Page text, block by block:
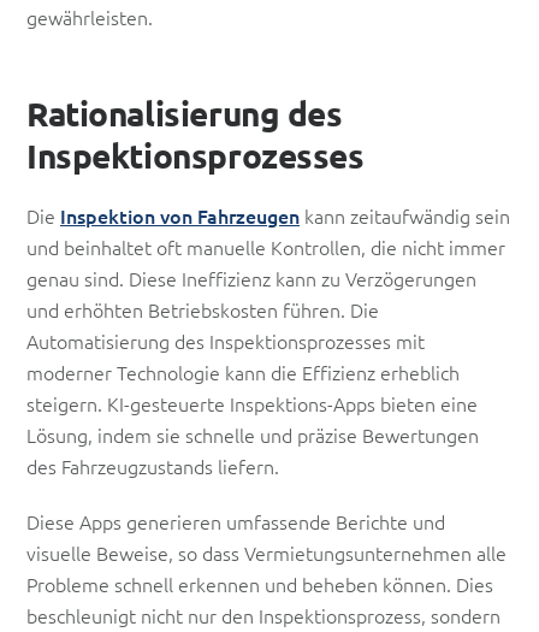
gewährleisten.
Rationalisierung des
Inspektionsprozesses
Die Inspektion von Fahrzeugen kann zeitaufwändig sein
und beinhaltet oft manuelle Kontrollen, die nicht immer
genau sind. Diese Ineffizienz kann zu Verzögerungen
und erhöhten Betriebskosten führen. Die
Automatisierung des Inspektionsprozesses mit
moderner Technologie kann die Effizienz erheblich
steigern. KI-gesteuerte Inspektions-Apps bieten eine
Lösung, indem sie schnelle und präzise Bewertungen
des Fahrzeugzustands liefern.
Diese Apps generieren umfassende Berichte und
visuelle Beweise, so dass Vermietungsunternehmen alle
Probleme schnell erkennen und beheben können. Dies
beschleunigt nicht nur den Inspektionsprozess, sondern